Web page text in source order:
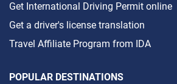
Get International Driving Permit online
Get a driver's license translation
Travel Affiliate Program from IDA
POPULAR DESTINATIONS